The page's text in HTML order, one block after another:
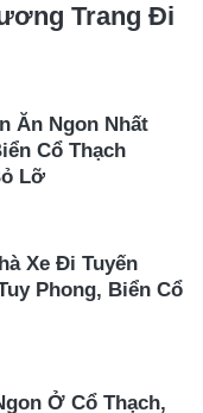
Trang Đi
Ăn Ngon Nhất
Cổ Thạch
Lỡ
Xe Đi Tuyến
Phong, Biển Cổ
Ở Cổ Thạch,